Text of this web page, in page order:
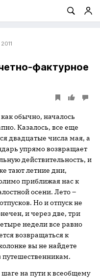
фактурное
обычно, началось
Казалось, все еще
двадцатые числа мая, а
упрямо возвращает
действительность, и
тают летние дни,
приближая нас к
осени. Лето –
Но и отпуск не
и через две, три
недели все равно
возвращаться к
вы не найдете
путешественникам.
на пути к всеобщему